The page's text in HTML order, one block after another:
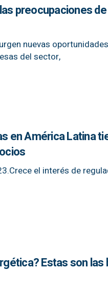
preocupaciones
nuevas
del sector,
en América Latina
el interés de
Estas son las